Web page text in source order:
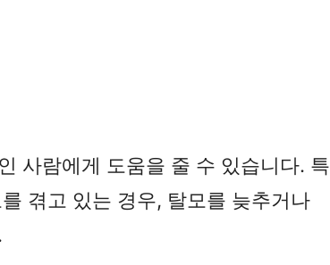
사람에게 도움을 줄 수 있습니다. 특
겪고 있는 경우, 탈모를 늦추거나